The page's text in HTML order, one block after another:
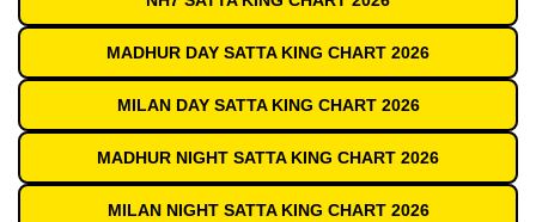
MADHUR DAY SATTA KING CHART 2026
MILAN DAY SATTA KING CHART 2026
MADHUR NIGHT SATTA KING CHART 2026
MILAN NIGHT SATTA KING CHART 2026